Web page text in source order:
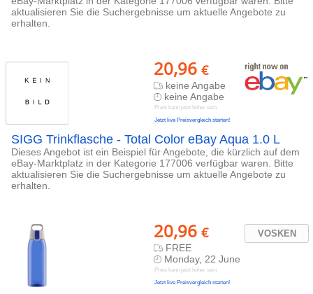
aktualisieren Sie die Suchergebnisse um aktuelle Angebote zu
erhalten.
20,96 €
keine Angabe
keine Angabe
Preis kann jetzt höher sein
Jetzt live Preisvergleich starten!
SIGG Trinkflasche - Total Color eBay Aqua 1.0 L
Dieses Angebot ist ein Beispiel für Angebote, die kürzlich auf dem
eBay-Marktplatz in der Kategorie 177006 verfügbar waren. Bitte
aktualisieren Sie die Suchergebnisse um aktuelle Angebote zu
erhalten.
VOSKEN
20,96 €
FREE
Monday, 22 June
Preis kann jetzt höher sein
Jetzt live Preisvergleich starten!